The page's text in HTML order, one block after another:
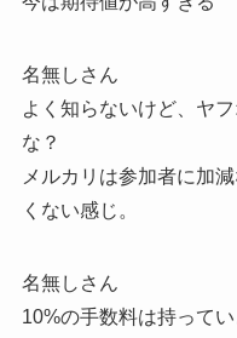
名無しさん
よく知らないけど、ヤ
な？
メルカリは参加者に加
くない感じ。
名無しさん
10%の手数料は持って